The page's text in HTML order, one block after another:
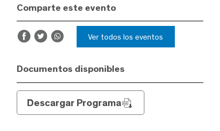
Comparte este evento
Ver todos los eventos
Documentos disponibles
Descargar Programa